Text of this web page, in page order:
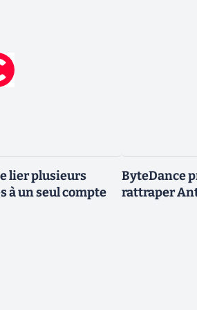
lier plusieurs
à un seul compte
ByteDance
rattraper